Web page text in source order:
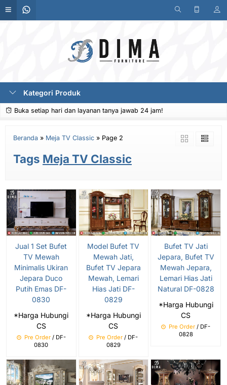
Kategori Produk
Buka setiap hari dan layanan tanya jawab 24 jam!
Beranda » Meja TV Classic » Page 2
Tags Meja TV Classic
Jual 1 Set Bufet
TV Mewah
Minimalis Ukiran
Jepara Duco
Putih Emas DF-
0830
*Harga Hubungi
CS
Pre Order/ DF-
0830
Model Bufet TV
Mewah Jati,
Bufet TV Jepara
Mewah, Lemari
Hias Jati DF-
0829
*Harga Hubungi
CS
Pre Order / DF-
0829
Bufet TV Jati
Jepara, Bufet TV
Mewah Jepara,
Lemari Hias Jati
Natural DF-0828
*Harga Hubungi
CS
Pre Order / DF-
0828